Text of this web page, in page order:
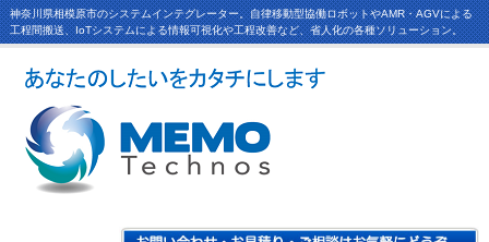
神奈川県相模原市のシステムインテグレーター。自律移動型協働ロボットやAMR・AGVによる
工程間搬送、IoTシステムによる情報可視化や工程改善など、省人化の各種ソリューション。